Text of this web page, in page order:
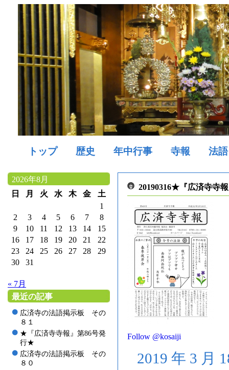
トップ 歴史 年中行事 寺報 法語
2026年8月
日
月 火 水 木 金
土
1
2
3 4 5 6 7
8
9
10 11 12 13 14
15
16
17 18 19 20 21
22
23
24 25 26 27 28
29
30
31
« 7月
最近の記事
広済寺の法語掲示板 その
８１
★『広済寺寺報』第86号発
行★
広済寺の法語掲示板 その
８０
20190316★『広済寺寺
Follow @kosaiji
2019 年 3 月